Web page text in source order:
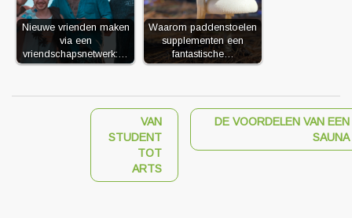
Nieuwe vrienden maken
via een
vriendschapsnetwerk:…
Waarom paddenstoelen
supplementen een
fantastische…
VAN
STUDENT
TOT
ARTS
DE VOORDELEN VAN EEN
SAUNA